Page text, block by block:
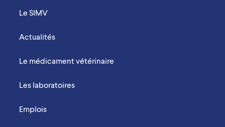
Menu Footer Mobile
Le SIMV
Actualités
Le médicament vétérinaire
Les laboratoires
Emplois